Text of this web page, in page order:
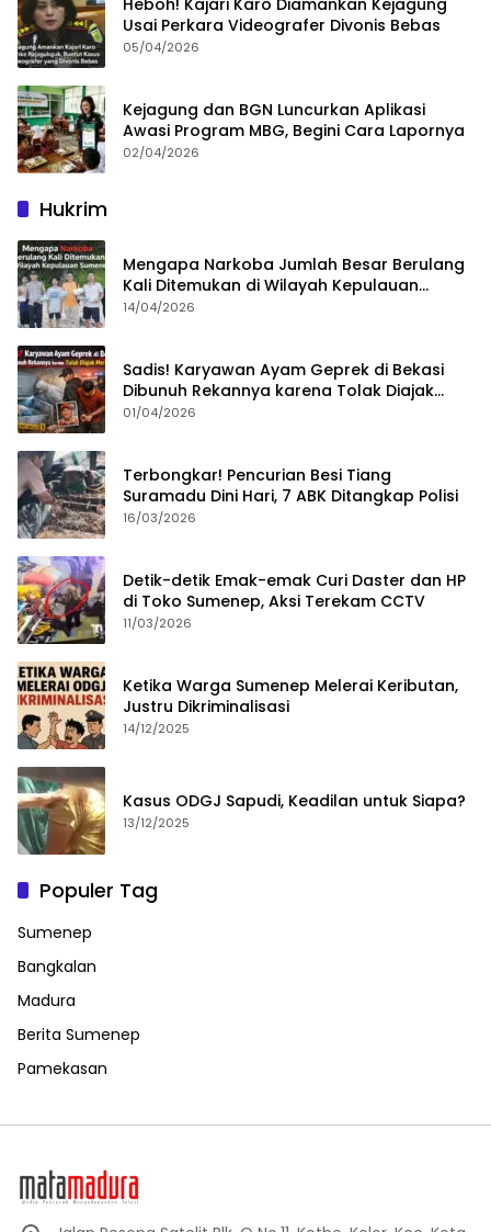
Usai Perkara Videografer Divonis Bebas
05/04/2026
Kejagung dan BGN Luncurkan Aplikasi
Awasi Program MBG, Begini Cara Lapornya
02/04/2026
Hukrim
Mengapa Narkoba Jumlah Besar Berulang
Kali Ditemukan di Wilayah Kepulauan
Sumenep?
14/04/2026
Sadis! Karyawan Ayam Geprek di Bekasi
Dibunuh Rekannya karena Tolak Diajak
Merampok Majikan
01/04/2026
Terbongkar! Pencurian Besi Tiang
Suramadu Dini Hari, 7 ABK Ditangkap Polisi
16/03/2026
Detik-detik Emak-emak Curi Daster dan HP
di Toko Sumenep, Aksi Terekam CCTV
11/03/2026
Ketika Warga Sumenep Melerai Keributan,
Justru Dikriminalisasi
14/12/2025
Kasus ODGJ Sapudi, Keadilan untuk Siapa?
13/12/2025
Populer Tag
Sumenep
Bangkalan
Madura
Berita Sumenep
Pamekasan